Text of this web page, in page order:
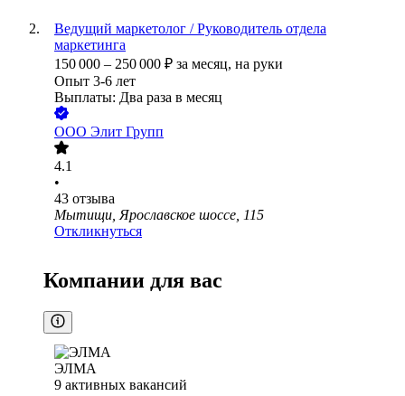
Ведущий маркетолог / Руководитель отдела
маркетинга
150 000 – 250 000 ₽ за месяц, на руки
Опыт 3-6 лет
Выплаты: Два раза в месяц
ООО Элит Групп
4.1
•
43 отзыва
Мытищи, Ярославское шоссе, 115
Откликнуться
Компании для вас
ЭЛМА
9 активных вакансий